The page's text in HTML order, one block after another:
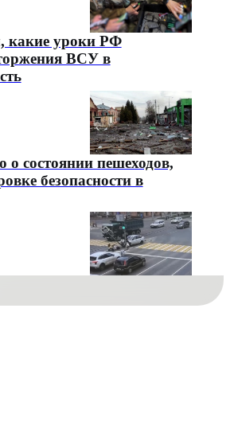
какие уроки РФ
ВСУ в
о состоянии пешеходов,
безопасности в